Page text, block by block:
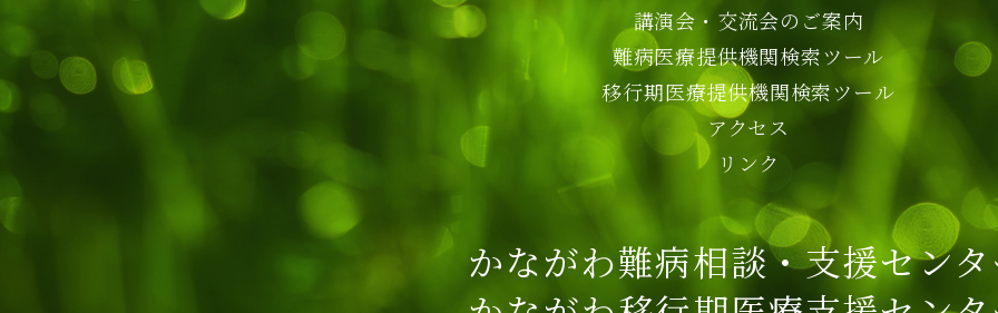
講演会・交流会のご案内
難病医療提供機関検索ツール
移行期医療提供機関検索ツール
アクセス
リンク
かながわ難病相談・支援セン